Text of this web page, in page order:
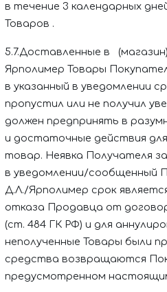
в течение 3 календарных
Товаров .
5.7.Доставленные в (магазин)
Ярполимер Товары
в указанный в уведомлении
пропустил или не получил
должен предпринять в
и достаточные действия
товар. Неявка Получателя
в уведомлении/сообщенный
Д.Л./Ярполимер срок
отказа Продавца от
(ст. 484 ГК РФ) и для
неполученные Товары были
средства возвращаются
предусмотренном